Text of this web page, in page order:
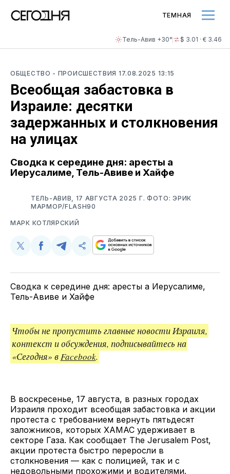
Тель-Авив +30° $ 3.01 · € 3.46
ТЕМНАЯ
ОБЩЕСТВО - ПРОИСШЕСТВИЯ 17.08.2025 13:15
Всеобщая забастовка в
Израиле: десятки
задержанных и столкновения
на улицах
Сводка к середине дня: аресты а
Иерусалиме, Тель-Авиве и Хайфе
ТЕЛЬ-АВИВ, 17 АВГУСТА 2025 Г. ФОТО: ЭРИК
МАРМОР/FLASH90
МАРК КОТЛЯРСКИЙ
Поделиться
Twitter
Поделиться
Facebook
Поделиться
Telegram
Скопируйте
поделитесь
Сводка к середине дня: аресты а Иерусалиме,
Тель-Авиве и Хайфе
Чтобы не пропустить главные новости Израиля,
контекст и обсуждения, подписывайтесь на
«Сегодня» вFacebook.
В воскресенье, 17 августа, в разных городах
Израиля проходит всеобщая забастовка и акции
протеста с требованием вернуть пятьдесят
заложников, которых ХАМАС удерживает в
секторе Газа. Как сообщает The Jerusalem Post,
акции протеста быстро переросли в
столкновения — как с полицией, так и с
недовольными прохожими и водителями.